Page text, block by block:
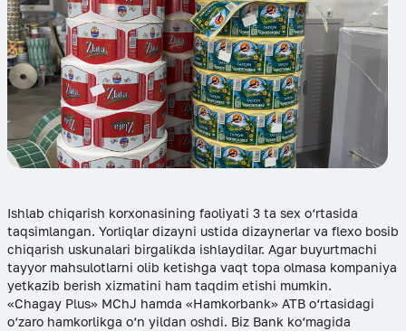
Ishlab chiqarish korxonasining faoliyati 3 ta sex o‘rtasida
taqsimlangan. Yorliqlar dizayni ustida dizaynerlar va flexo bosib
chiqarish uskunalari birgalikda ishlaydilar. Agar buyurtmachi
tayyor mahsulotlarni olib ketishga vaqt topa olmasa kompaniya
yetkazib berish xizmatini ham taqdim etishi mumkin.
«Chagay Plus» MChJ hamda «Hamkorbank» ATB o‘rtasidagi
o‘zaro hamkorlikga o‘n yildan oshdi. Biz Bank ko‘magida